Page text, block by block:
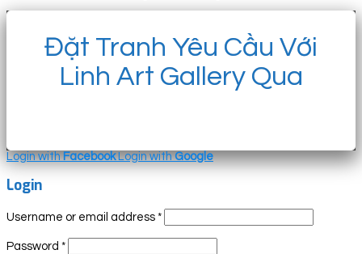
Đặt Tranh Yêu Cầu Với
Linh Art Gallery Qua
Login withFacebook Login withGoogle
Login
Username or email address *
Password *